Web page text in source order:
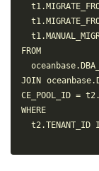
FROM
JOIN
CE_POOL_ID =
WHERE
t2.TENANT_ID